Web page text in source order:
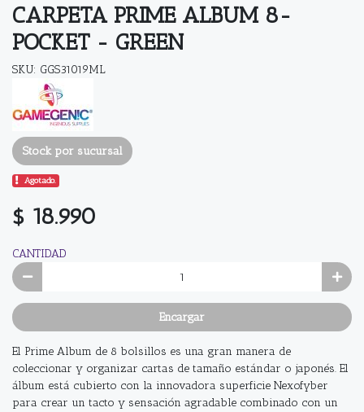
CARPETA PRIME ALBUM 8-
POCKET - GREEN
SKU: GGS31019ML
Stock por sucursal
Agotado.
$ 18.990
CANTIDAD
Encargar
El Prime Album de 8 bolsillos es una gran manera de
coleccionar y organizar cartas de tamaño estándar o japonés. El
álbum está cubierto con la innovadora superficie Nexofyber
para crear un tacto y sensación agradable combinado con un